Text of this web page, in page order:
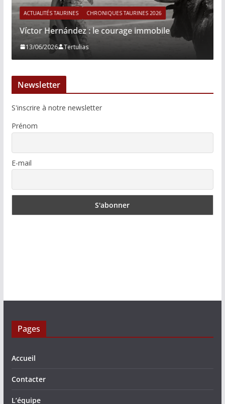
ACTUALITÉS TAURINES CHRONIQUES TAURINES 2026
Víctor Hernández : le courage immobile
13/06/2026 Tertulias
Newsletter
S'inscrire à notre newsletter
Prénom
E-mail
Pages
Accueil
Contacter
L’équipe